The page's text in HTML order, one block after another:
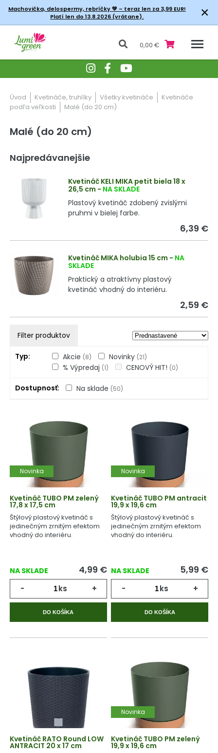
Machovička, delospermy, rebríčky💚 – teraz len za 3,99 EUR!
Platí len do 13.8.2026 (vrátane).
×
0,00 €
Úvod Kvetináče, truhlíky Všetky kvetináče
Kvetináče
podľa veľkosti
Malé (do 20 cm)
Malé (do 20 cm)
Najpredávanejšie
Kvetináč KELI MIKA petit biela 18 x
26,5 cm - NA SKLADE
Plastový kvetináč zdobený zvislými
pruhmi v bielej farbe.
6,39 €
Kvetináč MIKA holubia 15 cm - NA
SKLADE
Praktický a atraktívny plastový
kvetináč vhodný do interiéru.
2,59 €
Filter produktov
Typ Akcie (8) Novinky (21)
% Výpredaj (1) CENOVÝ HIT! (0)
Dostupnosť Na sklade (50)
Novinka
Kvetináč TUBO PM zelený
17,8 x 17,5 cm
Štýlový plastový kvetináč s
jedinečným zrnitým efektom
vhodný do interiéru.
NA SKLADE 4,99 €
- ks +
DO KOŠÍKA
Novinka
Kvetináč TUBO PM antracit
19,9 x 19,6 cm
Štýlový plastový kvetináč s
jedinečným zrnitým efektom
vhodný do interiéru.
NA SKLADE 5,99 €
- ks +
DO KOŠÍKA
Kvetináč RATO Round LOW
ANTRACIT 20 x 17 cm
Novinka
Kvetináč TUBO PM zelený
19,9 x 19,6 cm